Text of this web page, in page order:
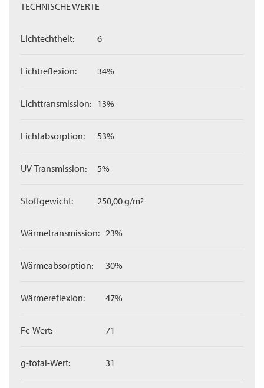
TECHNISCHE WERTE
Lichtechtheit: 6
Lichtreflexion: 34%
Lichttransmission: 13%
Lichtabsorption: 53%
UV-Transmission: 5%
Stoffgewicht: 250,00 g/m2
Wärmetransmission: 23%
Wärmeabsorption: 30%
Wärmereflexion: 47%
Fc-Wert: 71
g-total-Wert: 31